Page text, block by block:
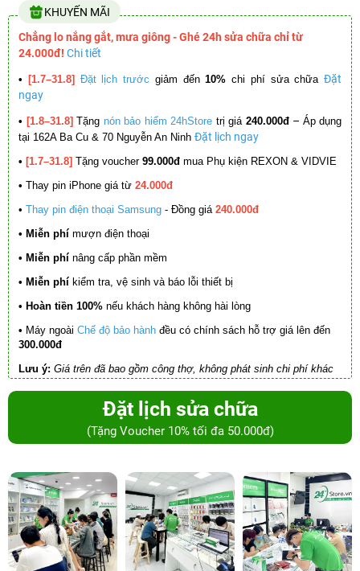
KHUYẾN MÃI
Chẳng lo nắng gắt, mưa giông - Ghé 24h sửa chữa chỉ từ
24.000đ! Chi tiết
• [1.7–31.8] Đặt lịch trước giảm đến10% chi phí sửa chữa Đặt
ngay
• [1.8–31.8] Tặng nón bảo hiểm 24hStore trị giá 240.000đ – Áp dụng
tại 162A Ba Cu & 70 Nguyễn An Ninh Đặt lịch ngay
• [1.7–31.8] Tặng voucher 99.000đ mua Phụ kiện REXON & VIDVIE
• Thay pin iPhone giá từ 24.000đ
• Thay pin điện thoại Samsung - Đồng giá 240.000đ
• Miễn phí mượn điện thoại
• Miễn phí nâng cấp phần mềm
• Miễn phí kiểm tra, vệ sinh và báo lỗi thiết bị
• Hoàn tiền 100% nếu khách hàng không hài lòng
• Máy ngoài Chế độ bảo hành đều có chính sách hỗ trợ giá lên đến
300.000đ
Lưu ý: Giá trên đã bao gồm công thợ, không phát sinh chi phí khác
Đặt lịch sửa chữa
(Tặng Voucher 10% tối đa 50.000đ)